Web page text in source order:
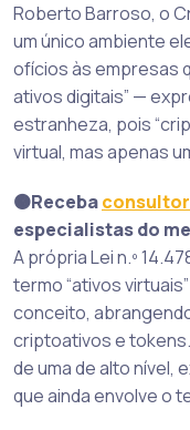
Roberto Barroso, o
um único ambiente
ofícios às empresas
ativos digitais” —
estranheza, pois
virtual, mas apenas
🟠Receba
especialistas do
A própria Lei n.º
termo “ativos
conceito,
criptoativos e
de uma de alto nível,
que ainda envolve o